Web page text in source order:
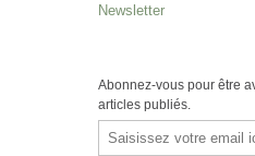
Newsletter
Abonnez-vous pour être
articles publiés.
Email